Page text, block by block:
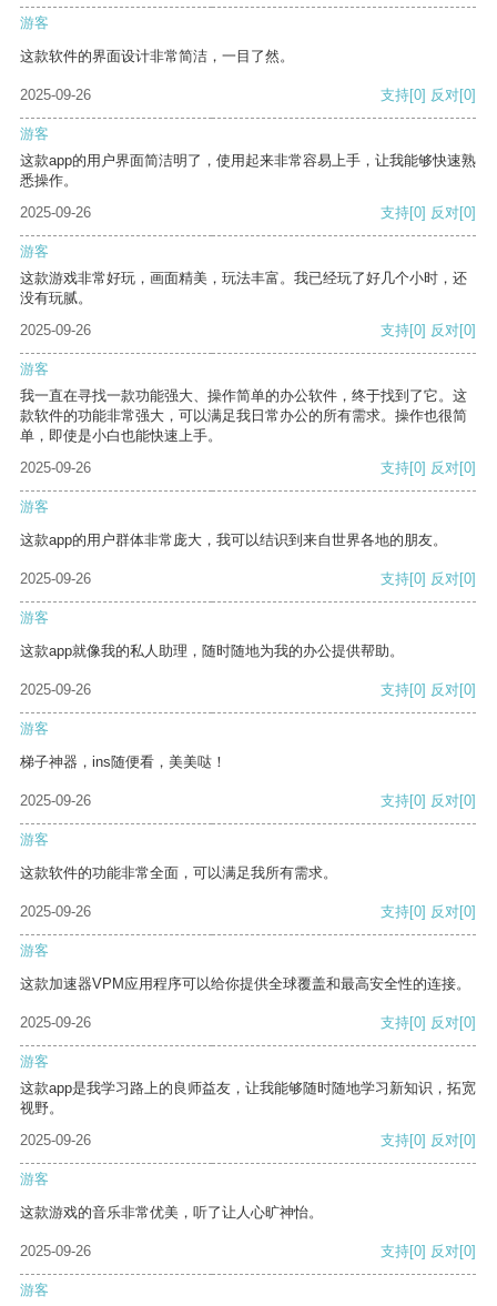
游客
这款软件的界面设计非常简洁，一目了然。
2025-09-26 支持[0] 反对[0]
游客
这款app的用户界面简洁明了，使用起来非常容易上手，让我能够快速熟
悉操作。
2025-09-26
支持[0] 反对[0]
游客
这款游戏非常好玩，画面精美，玩法丰富。我已经玩了好几个小时，还
没有玩腻。
2025-09-26
支持[0] 反对[0]
游客
我一直在寻找一款功能强大、操作简单的办公软件，终于找到了它。这
款软件的功能非常强大，可以满足我日常办公的所有需求。操作也很简
单，即使是小白也能快速上手。
2025-09-26
支持[0] 反对[0]
游客
这款app的用户群体非常庞大，我可以结识到来自世界各地的朋友。
2025-09-26 支持[0] 反对[0]
游客
这款app就像我的私人助理，随时随地为我的办公提供帮助。
2025-09-26 支持[0] 反对[0]
游客
梯子神器，ins随便看，美美哒！
2025-09-26 支持[0] 反对[0]
游客
这款软件的功能非常全面，可以满足我所有需求。
2025-09-26 支持[0] 反对[0]
游客
这款加速器VPM应用程序可以给你提供全球覆盖和最高安全性的连接。
2025-09-26 支持[0] 反对[0]
游客
这款app是我学习路上的良师益友，让我能够随时随地学习新知识，拓宽
视野。
2025-09-26
支持[0] 反对[0]
游客
这款游戏的音乐非常优美，听了让人心旷神怡。
2025-09-26 支持[0] 反对[0]
游客